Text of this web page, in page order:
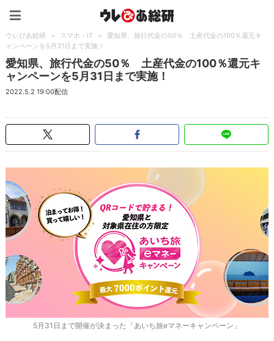
ウレぴあ総研 > スマホ・IT >
愛知県、旅行代金の50％ 土産代金の100％還元キ
ャンペーンを5月31日まで実施！
愛知県、旅行代金の50％ 土産代金の100％還元キ
ャンペーンを5月31日まで実施！
2022.5.2 19:00配信
5月31日まで開催が決まった「あいち旅eマネーキャンペーン」